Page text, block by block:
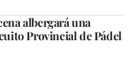
albergará una
Provincial de Pádel